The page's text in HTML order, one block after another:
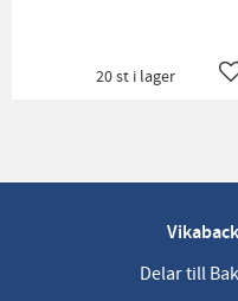
20 st i lager
Delar till